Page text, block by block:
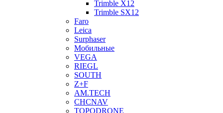
Trimble X12
Trimble SX12
Faro
Leica
Surphaser
Мобильные
VEGA
RIEGL
SOUTH
Z+F
AM.TECH
CHCNAV
TOPODRONE